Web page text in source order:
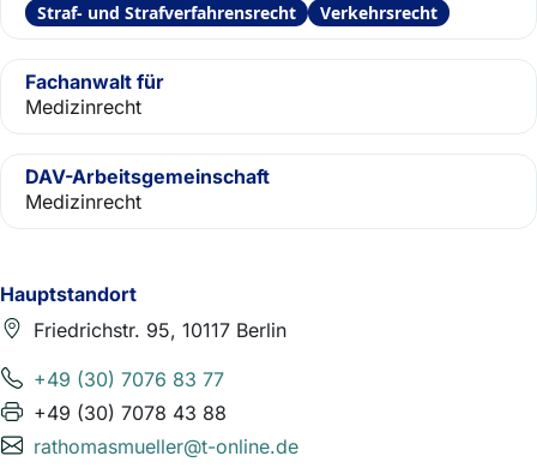
Hauptstandort
Friedrichstr. 95, 10117 Berlin
+49 (30) 7076 83 77
+49 (30) 7078 43 88
rathomasmueller@t-online.de
Straf- und Strafverfahrensrecht
Verkehrsrecht
Fachanwalt für
Medizinrecht
DAV-Arbeitsgemeinschaft
Medizinrecht